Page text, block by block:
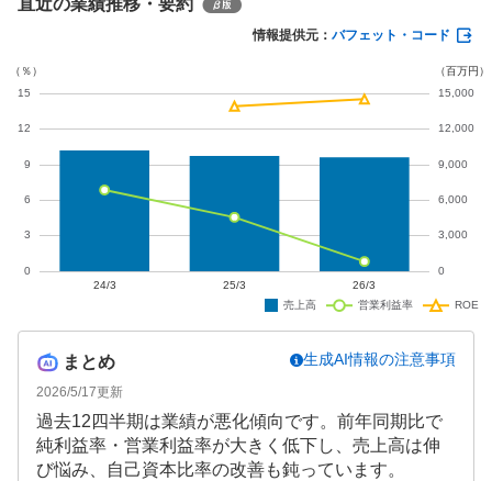
りましたが、子ども・子育て支援事業の成長や新規
連結子会社の寄与により、親会社株主に帰属する当
直近の業績推移・要約
情報提供元： バフェット・コード
まとめ
2026/5/17更新
生成AI情報の注意事項
過去12四半期は業績が悪化傾向です。前年同期比で
純利益率・営業利益率が大きく低下し、売上高は伸
び悩み、自己資本比率の改善も鈍っています。